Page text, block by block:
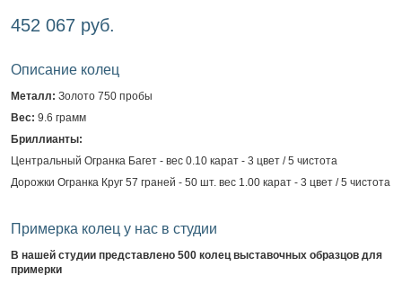
452 067 руб.
Описание колец
Металл: Золото 750 пробы
Вес: 9.6 грамм
Бриллианты:
Центральный Огранка Багет - вес 0.10 карат - 3 цвет / 5 чистота
Дорожки Огранка Круг 57 граней - 50 шт. вес 1.00 карат - 3 цвет / 5 чистота
Примерка колец у нас в студии
В нашей студии представлено 500 колец выставочных образцов для
примерки